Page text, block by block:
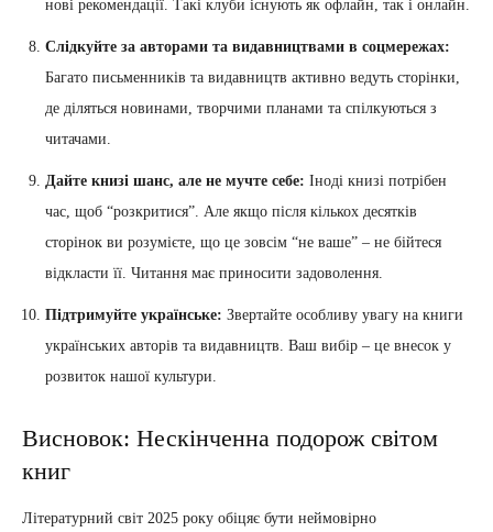
нові рекомендації. Такі клуби існують як офлайн, так і онлайн.
Слідкуйте за авторами та видавництвами в соцмережах:
Багато письменників та видавництв активно ведуть сторінки,
де діляться новинами, творчими планами та спілкуються з
читачами.
Дайте книзі шанс, але не мучте себе: Іноді книзі потрібен
час, щоб “розкритися”. Але якщо після кількох десятків
сторінок ви розумієте, що це зовсім “не ваше” – не бійтеся
відкласти її. Читання має приносити задоволення.
Підтримуйте українське: Звертайте особливу увагу на книги
українських авторів та видавництв. Ваш вибір – це внесок у
розвиток нашої культури.
Висновок: Нескінченна подорож світом
книг
Літературний світ 2025 року обіцяє бути неймовірно